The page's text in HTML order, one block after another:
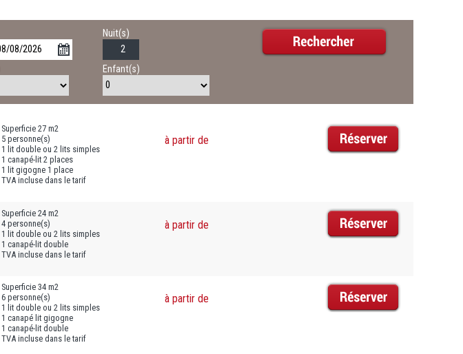
Nuit(s)
Enfant(s)
Superficie 27 m2
5 personne(s)
1 lit double ou 2 lits simples
1 canapé-lit 2 places
1 lit gigogne 1 place
TVA incluse dans le tarif
à partir de
Superficie 24 m2
4 personne(s)
1 lit double ou 2 lits simples
1 canapé-lit double
TVA incluse dans le tarif
à partir de
Superficie 34 m2
6 personne(s)
1 lit double ou 2 lits simples
1 canapé lit gigogne
1 canapé-lit double
TVA incluse dans le tarif
à partir de